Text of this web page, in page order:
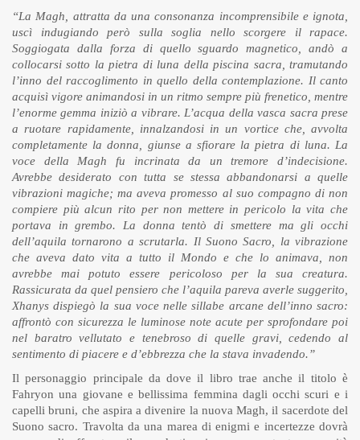
“La Magh, attratta da una consonanza incomprensibile e ignota,
uscì indugiando però sulla soglia nello scorgere il rapace.
Soggiogata dalla forza di quello sguardo magnetico, andò a
collocarsi sotto la pietra di luna della piscina sacra, tramutando
l’inno del raccoglimento in quello della contemplazione. Il canto
acquisì vigore animandosi in un ritmo sempre più frenetico, mentre
l’enorme gemma iniziò a vibrare. L’acqua della vasca sacra prese
a ruotare rapidamente, innalzandosi in un vortice che, avvolta
completamente la donna, giunse a sfiorare la pietra di luna. La
voce della Magh fu incrinata da un tremore d’indecisione.
Avrebbe desiderato con tutta se stessa abbandonarsi a quelle
vibrazioni magiche; ma aveva promesso al suo compagno di non
compiere più alcun rito per non mettere in pericolo la vita che
portava in grembo. La donna tentò di smettere ma gli occhi
dell’aquila tornarono a scrutarla. Il Suono Sacro, la vibrazione
che aveva dato vita a tutto il Mondo e che lo animava, non
avrebbe mai potuto essere pericoloso per la sua creatura.
Rassicurata da quel pensiero che l’aquila pareva averle suggerito,
Xhanys dispiegò la sua voce nelle sillabe arcane dell’inno sacro:
affrontò con sicurezza le luminose note acute per sprofondare poi
nel baratro vellutato e tenebroso di quelle gravi, cedendo al
sentimento di piacere e d’ebbrezza che la stava invadendo.”
Il personaggio principale da dove il libro trae anche il titolo è
Fahryon una giovane e bellissima femmina dagli occhi scuri e i
capelli bruni, che aspira a divenire la nuova Magh, il sacerdote del
Suono sacro. Travolta da una marea di enigmi e incertezze dovrà